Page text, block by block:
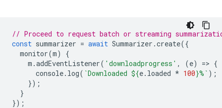
// Proceed to request batch or streaming
const summarizer = await Summarizer .create({
monitor(m)
{
m .addEventListener( 'downloadprogress' , (e) => {
console. log( `Downloaded ${e. loaded * 100}%` );
});
}
});